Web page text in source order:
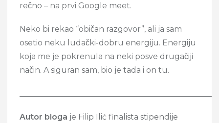
rečno – na prvi Google meet.
Neko bi rekao “običan razgovor”, ali ja sam
osetio neku ludački-dobru energiju. Energiju
koja me je pokrenula na neki posve drugačiji
način. A siguran sam, bio je tada i on tu.
Autor bloga je Filip Ilić finalista stipendije